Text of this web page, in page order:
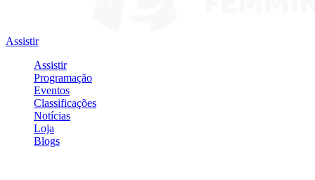
Assistir
Assistir
Programação
Eventos
Classificações
Notícias
Loja
Blogs